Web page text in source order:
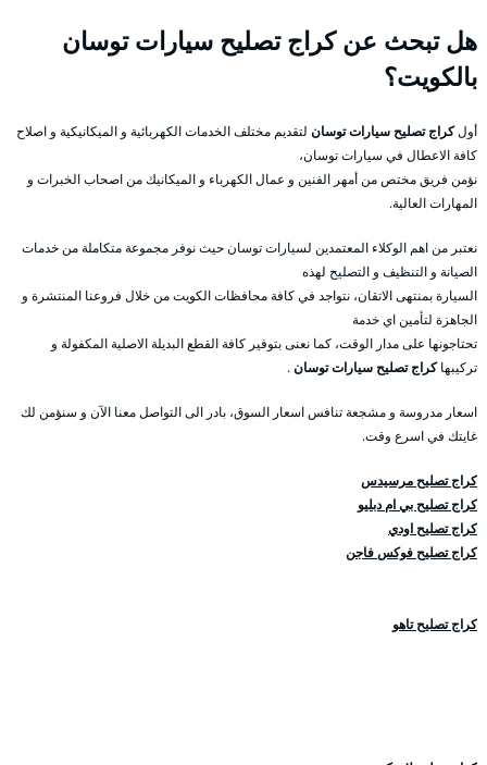
هل تبحث عن كراج تصليح سيارات توسان
بالكويت؟
أولكراج تصليح سيارات توسان لتقديم مختلف الخدمات الكهربائية و الميكانيكية و اصلاح
كافة الاعطال في سيارات توسان،
نؤمن فريق مختص من أمهر الفنين و عمال الكهرباء و الميكانيك من اصحاب الخبرات و
المهارات العالية.
نعتبر من اهم الوكلاء المعتمدين لسيارات توسان حيث نوفر مجموعة متكاملة من خدمات
الصيانة و التنظيف و التصليح لهذه
السيارة بمنتهى الاتقان، نتواجد في كافة محافظات الكويت من خلال فروعنا المنتشرة و
الجاهزة لتأمين اي خدمة
تحتاجونها على مدار الوقت، كما نعنى بتوفير كافة القطع البديلة الاصلية المكفولة و
تركيبهاكراج تصليح سيارات توسان.
اسعار مدروسة و مشجعة تنافس اسعار السوق، بادر الى التواصل معنا الآن و سنؤمن لك
غايتك في اسرع وقت.
كراج تصليح مرسيدس
كراج تصليح بي ام دبليو
كراج تصليح اودي
كراج تصليح فوكس فاجن
كراج تصليح تاهو